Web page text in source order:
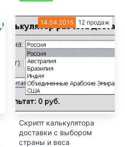
14.04.2015 12 продаж
Скрипт калькулятора
доставки с выбором
страны и веса